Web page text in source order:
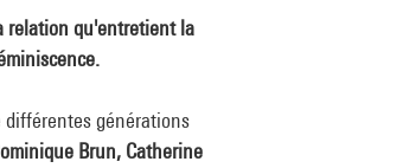
relation qu'entretient la
différentes générations
Brun, Catherine